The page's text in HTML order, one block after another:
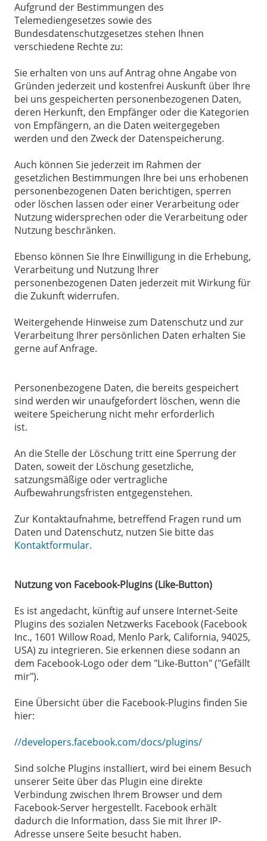
Aufgrund der Bestimmungen des
Telemediengesetzes sowie des
Bundesdatenschutzgesetzes stehen Ihnen
verschiedene Rechte zu:
Sie erhalten von uns auf Antrag ohne Angabe von
Gründen jederzeit und kostenfrei Auskunft über Ihre
bei uns gespeicherten personenbezogenen Daten,
deren Herkunft, den Empfänger oder die Kategorien
von Empfängern, an die Daten weitergegeben
werden und den Zweck der Datenspeicherung.
Auch können Sie jederzeit im Rahmen der
gesetzlichen Bestimmungen Ihre bei uns erhobenen
personenbezogenen Daten berichtigen, sperren
oder löschen lassen oder einer Verarbeitung oder
Nutzung widersprechen oder die Verarbeitung oder
Nutzung beschränken.
Ebenso können Sie Ihre Einwilligung in die Erhebung,
Verarbeitung und Nutzung Ihrer
personenbezogenen Daten jederzeit mit Wirkung für
die Zukunft widerrufen.
Weitergehende Hinweise zum Datenschutz und zur
Verarbeitung Ihrer persönlichen Daten erhalten Sie
gerne auf Anfrage.
Personenbezogene Daten, die bereits gespeichert
sind werden wir unaufgefordert löschen, wenn die
weitere Speicherung nicht mehr erforderlich
ist.
An die Stelle der Löschung tritt eine Sperrung der
Daten, soweit der Löschung gesetzliche,
satzungsmäßige oder vertragliche
Aufbewahrungsfristen entgegenstehen.
Zur Kontaktaufnahme, betreffend Fragen rund um
Daten und Datenschutz, nutzen Sie bitte das
Kontaktformular.
Nutzung von Facebook-Plugins (Like-Button)
Es ist angedacht, künftig auf unsere Internet-Seite
Plugins des sozialen Netzwerks Facebook (Facebook
Inc., 1601 Willow Road, Menlo Park, California, 94025,
USA) zu integrieren. Sie erkennen diese sodann an
dem Facebook-Logo oder dem "Like-Button" ("Gefällt
mir").
Eine Übersicht über die Facebook-Plugins finden Sie
hier:
//developers.facebook.com/docs/plugins/
Sind solche Plugins installiert, wird bei einem Besuch
unserer Seite über das Plugin eine direkte
Verbindung zwischen Ihrem Browser und dem
Facebook-Server hergestellt. Facebook erhält
dadurch die Information, dass Sie mit Ihrer IP-
Adresse unsere Seite besucht haben.